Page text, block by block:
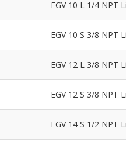
EGV 10 L 1/4 NPT
EGV 10 S 3/8 NPT
EGV 12 L 3/8 NPT
EGV 12 S 3/8 NPT
EGV 14 S 1/2 NPT